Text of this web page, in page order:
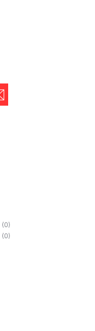
(0)
(0)